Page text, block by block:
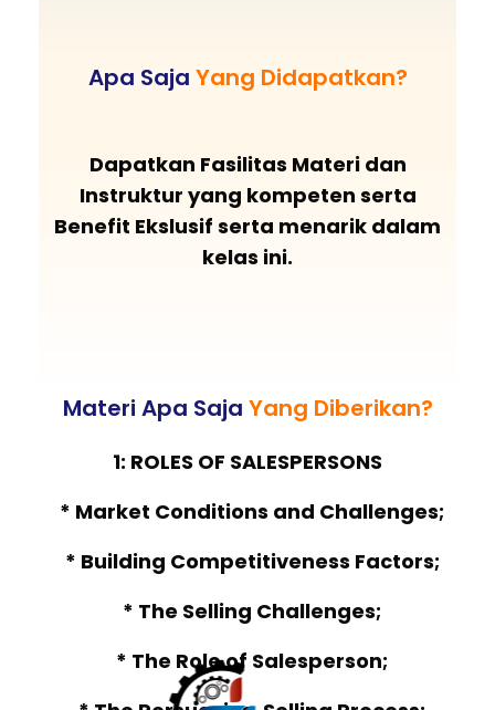
Apa Saja Yang Didapatkan?
Dapatkan Fasilitas Materi dan
Instruktur yang kompeten serta
Benefit Ekslusif serta menarik dalam
kelas ini.
Materi Apa Saja Yang Diberikan?
1: ROLES OF SALESPERSONS
* Market Conditions and Challenges;
* Building Competitiveness Factors;
* The Selling Challenges;
* The Role of Salesperson;